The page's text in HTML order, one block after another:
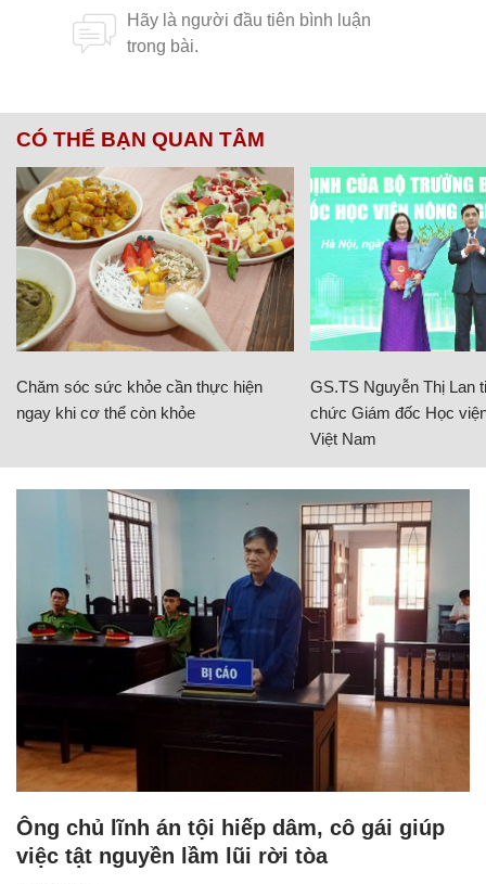
CÓ THỂ BẠN QUAN TÂM
Chăm sóc sức khỏe cần thực hiện
ngay khi cơ thể còn khỏe
GS.TS Nguyễn Thị Lan
chức Giám đốc Học
Việt Nam
Ông chủ lĩnh án tội hiếp dâm, cô gái giúp
việc tật nguyền lầm lũi rời tòa